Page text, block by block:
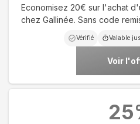
Economisez 20€ sur l'achat
chez Gallinée. Sans code
Vérifié Valable
Voir
25